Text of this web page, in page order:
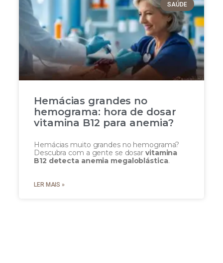
SAÚDE
Hemácias grandes no
hemograma: hora de dosar
vitamina B12 para anemia?
Hemácias muito grandes no hemograma?
Descubra com a gente se dosar vitamina
B12 detecta anemia megaloblástica.
LER MAIS »